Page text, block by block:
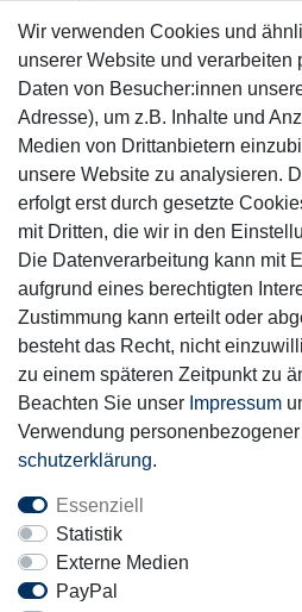
Sicher einkaufen
Mitglied
Motor-Fit
© Copyright 2026 | Alle
Wir verwenden Cookies und
unserer Website und verarbeiten
Daten von Besucher:innen
Adresse), um z.B. Inhalte und
Medien von Drittanbietern
unsere Website zu analysieren.
erfolgt erst durch gesetzte
mit Dritten, die wir in den
Die Datenverarbeitung kann mit
aufgrund eines berechtigten
Zustimmung kann erteilt oder
besteht das Recht, nicht
zu einem späteren Zeitpunkt zu
Beachten Sie unser Impressum
Verwendung
schutz­erklärung.
Essenziell
Statistik
Externe Medien
PayPal